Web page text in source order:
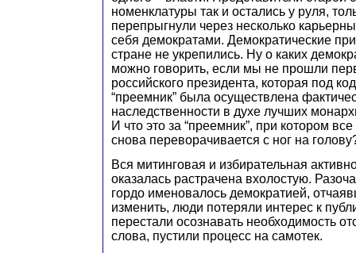
номенклатуры так и остались у руля,
перепрыгнули через несколько
себя демократами. Демократические
стране не укрепились. Ну о каких
можно говорить, если мы не прошли
российского президента, которая под
“преемник” была осуществлена
наследственности в духе лучших
И что это за “преемник”, при котором
снова переворачивается с ног на
Вся митинговая и избирательная
оказалась растрачена вхолостую.
гордо именовалось демократией,
изменить, люди потеряли интерес к
перестали осознавать необходимость
слова, пустили процесс на самотек.